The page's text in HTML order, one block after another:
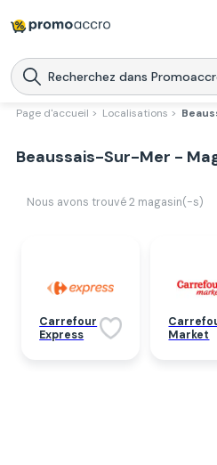
Magasins
Produits
Promoaccro
Page d'accueil > Localisations >
Beaussais-Sur-Mer -
Nous avons trouvé 2 magasin(-s)
Carrefour
Express
Market